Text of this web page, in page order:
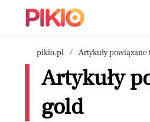
pikio.pl Artykuły
Artykuły
gold